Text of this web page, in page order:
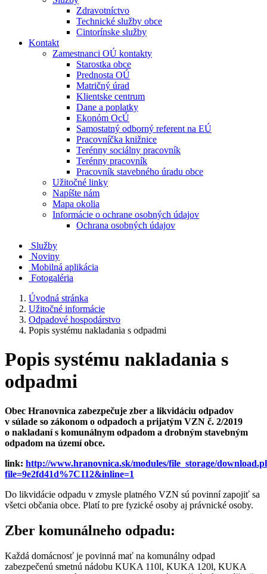
Zdravotníctvo
Technické služby obce
Cintorínske služby
Kontakt
Zamestnanci OÚ kontakty
Starostka obce
Prednosta OÚ
Matričný úrad
Klientske centrum
Dane a poplatky
Ekonóm OcÚ
Samostatný odborný referent na EÚ
Pracovníčka knižnice
Terénny sociálny pracovník
Terénny pracovník
Pracovník stavebného úradu obce
Užitočné linky
Napíšte nám
Mapa okolia
Informácie o ochrane osobných údajov
Ochrana osobných údajov
Služby
Noviny
Mobilná aplikácia
Fotogaléria
Úvodná stránka
Užitočné informácie
Odpadové hospodárstvo
Popis systému nakladania s odpadmi
Popis systému nakladania s
odpadmi
Obec Hranovnica zabezpečuje zber a likvidáciu odpadov
v súlade so zákonom o odpadoch a prijatým VZN č. 2/2019
o nakladaní s komunálnym odpadom a drobným stavebným
odpadom na území obce.
link: http://www.hranovnica.sk/modules/file_storage/
file=9e2fd41d%7C112&inline=1
Do likvidácie odpadu v zmysle platného VZN sú povinní zapojiť sa
všetci občania obce. Platí to pre fyzické osoby aj právnické osoby.
Zber komunálneho odpadu:
Každá domácnosť je povinná mať na komunálny odpad
zabezpečenú smetnú nádobu KUKA 110l, KUKA 120l, KUKA